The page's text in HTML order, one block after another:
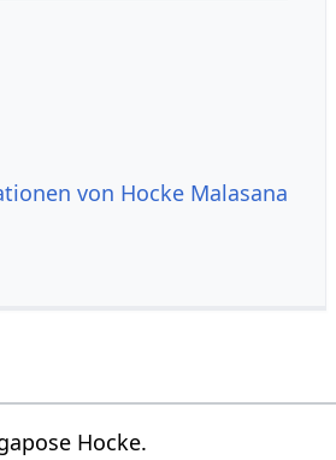
von Hocke Malasana
Hocke.